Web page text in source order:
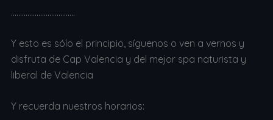
……………………………..
Y esto es sólo el principio, síguenos o ven a vernos y
disfruta de Cap Valencia y del mejor spa naturista y
liberal de Valencia
Y recuerda nuestros horarios: